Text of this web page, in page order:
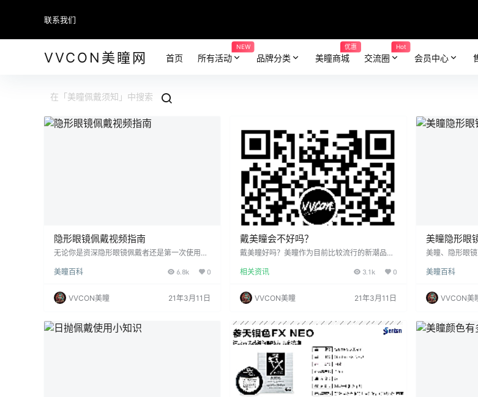
联系我们
VVCON美瞳网 首页 所有活动
NEW
品牌分类 美瞳商城
优惠
交流圈
Hot
会员中心
隐形眼镜佩戴视频指南
无论你是资深隐形眼镜佩戴者还是第一次使用，
VVCON美瞳网专业人士编写的隐形眼镜使用指
形眼镜 隐形眼镜是戴在眼球角膜上的镜片，用于
矫正视力或保护眼睛。 隐形眼镜属于医疗器械第
持有《医疗器械经营企业许可证》正规销售商。
隐形眼镜有两种，一种是透明隐形眼镜，一种是
美瞳百科 6.8k 0
VVCON美瞳 21年3月11日
戴美瞳会不好吗？
戴美瞳好吗？美瞳作为目前比较流行的新潮品，
各行各业时尚人士的日常必备化妆用品。然而，
的佩戴问题一直困扰着许多消费者。戴美瞳好
吗？下面，我们来看看。 美瞳是隐形眼镜中的一
式与隐形眼镜相同，但由于美瞳比隐形眼镜多了
一层色素层，所以透氧性一般低于透明隐形眼
镜，所以每天佩戴美瞳出现…
相关资讯 3.1k 0
VVCON美瞳 21年3月11日
美瞳隐形眼
美瞳、隐形眼
泉水吗？在很
泡护理液。那
在眼睛中佩戴
镜护理液隐形
除，以确保再
美瞳百科
VVCON美